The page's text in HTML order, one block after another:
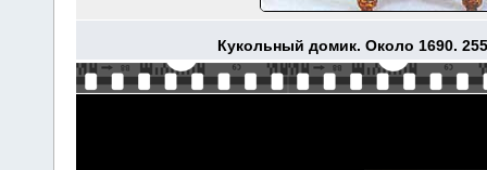
Кукольный домик. Около 1690.